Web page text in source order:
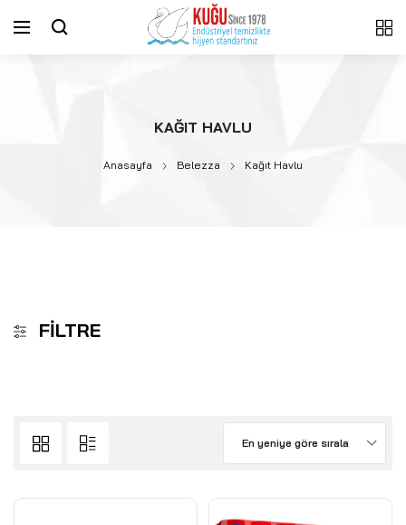
KAĞIT HAVLU
Anasayfa Belezza Kağıt Havlu
FILTRE
En yeniye göre sırala